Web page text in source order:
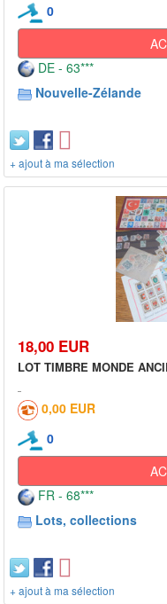
0
DE - 63***
Nouvelle-Zélande
+ ajout à ma sélection
18,00 EUR
LOT TIMBRE MONDE
0,00 EUR
0
FR - 68***
Lots, collections
+ ajout à ma sélection